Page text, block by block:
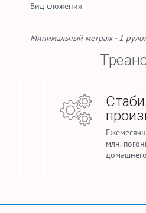
Вид сложения
Минимальный метраж - 1
млн.